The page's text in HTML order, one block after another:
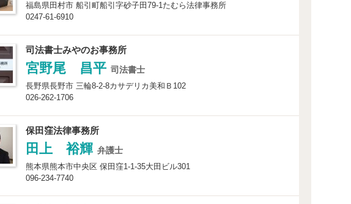
福島県田村市 船引町船引字砂子田79-1たむら法律事務所
0247-61-6910
司法書士みやのお事務所
宮野尾 昌平 司法書士
長野県長野市 三輪8-2-8カサデリカ美和Ｂ102
026-262-1706
保田窪法律事務所
田上 裕輝 弁護士
熊本県熊本市中央区 保田窪1-1-35大田ビル301
096-234-7740